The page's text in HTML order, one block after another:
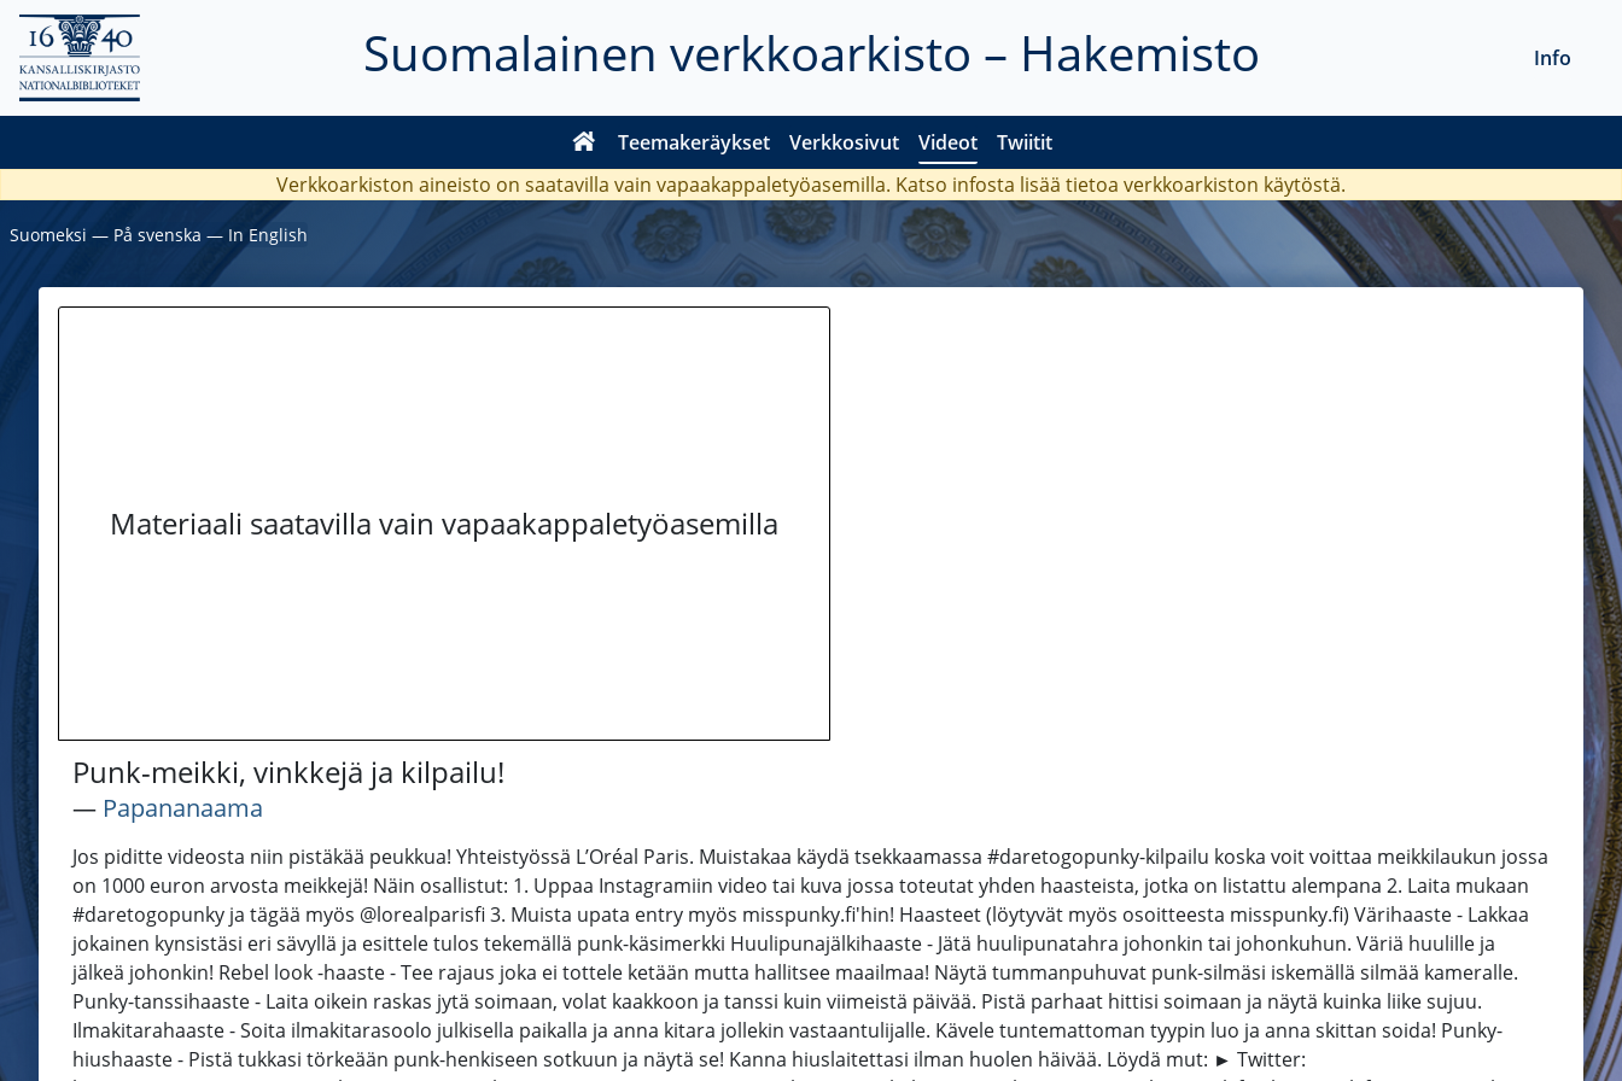
Suomalainen verkkoarkisto – Hakemisto
Teemakeräykset Verkkosivut Videot Twiitit
Info
Verkkoarkiston aineisto on saatavilla vain vapaakappaletyöasemilla. Katso infosta lisää tietoa verkkoarkiston käytöstä.
Suomeksi ― På svenska ― In English
Materiaali saatavilla vain vapaakappaletyöasemilla
Punk-meikki, vinkkejä ja kilpailu!
― Papananaama
Jos piditte videosta niin pistäkää peukkua! Yhteistyössä L’Oréal Paris. Muistakaa käydä tsekkaamassa #daretogopunky-kilpailu koska voit voittaa meikkilaukun jossa
on 1000 euron arvosta meikkejä! Näin osallistut: 1. Uppaa Instagramiin video tai kuva jossa toteutat yhden haasteista, jotka on listattu alempana 2. Laita mukaan
#daretogopunky ja tägää myös @lorealparisfi 3. Muista upata entry myös misspunky.fi'hin! Haasteet (löytyvät myös osoitteesta misspunky.fi) Värihaaste - Lakkaa
jokainen kynsistäsi eri sävyllä ja esittele tulos tekemällä punk-käsimerkki Huulipunajälkihaaste - Jätä huulipunatahra johonkin tai johonkuhun. Väriä huulille ja
jälkeä johonkin! Rebel look -haaste - Tee rajaus joka ei tottele ketään mutta hallitsee maailmaa! Näytä tummanpuhuvat punk-silmäsi iskemällä silmää kameralle.
Punky-tanssihaaste - Laita oikein raskas jytä soimaan, volat kaakkoon ja tanssi kuin viimeistä päivää. Pistä parhaat hittisi soimaan ja näytä kuinka liike sujuu.
Ilmakitarahaaste - Soita ilmakitarasoolo julkisella paikalla ja anna kitara jollekin vastaantulijalle. Kävele tuntemattoman tyypin luo ja anna skittan soida! Punky-
hiushaaste - Pistä tukkasi törkeään punk-henkiseen sotkuun ja näytä se! Kanna hiuslaitettasi ilman huolen häivää. Löydä mut: ► Twitter: